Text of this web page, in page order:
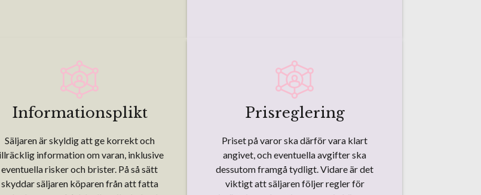
Informationsplikt
Säljaren är skyldig att ge korrekt och
information om varan, inklusive
eventuella risker och brister. På så sätt
skyddar säljaren köparen från att fatta
Prisreglering
Priset på varor ska därför vara klart
angivet, och eventuella avgifter ska
dessutom framgå tydligt. Vidare är det
viktigt att säljaren följer regler för